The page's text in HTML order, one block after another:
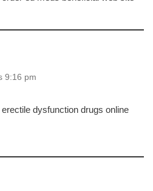
9:16 pm
erectile dysfunction drugs online